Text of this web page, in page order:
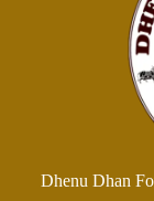
Dhenu Dhan